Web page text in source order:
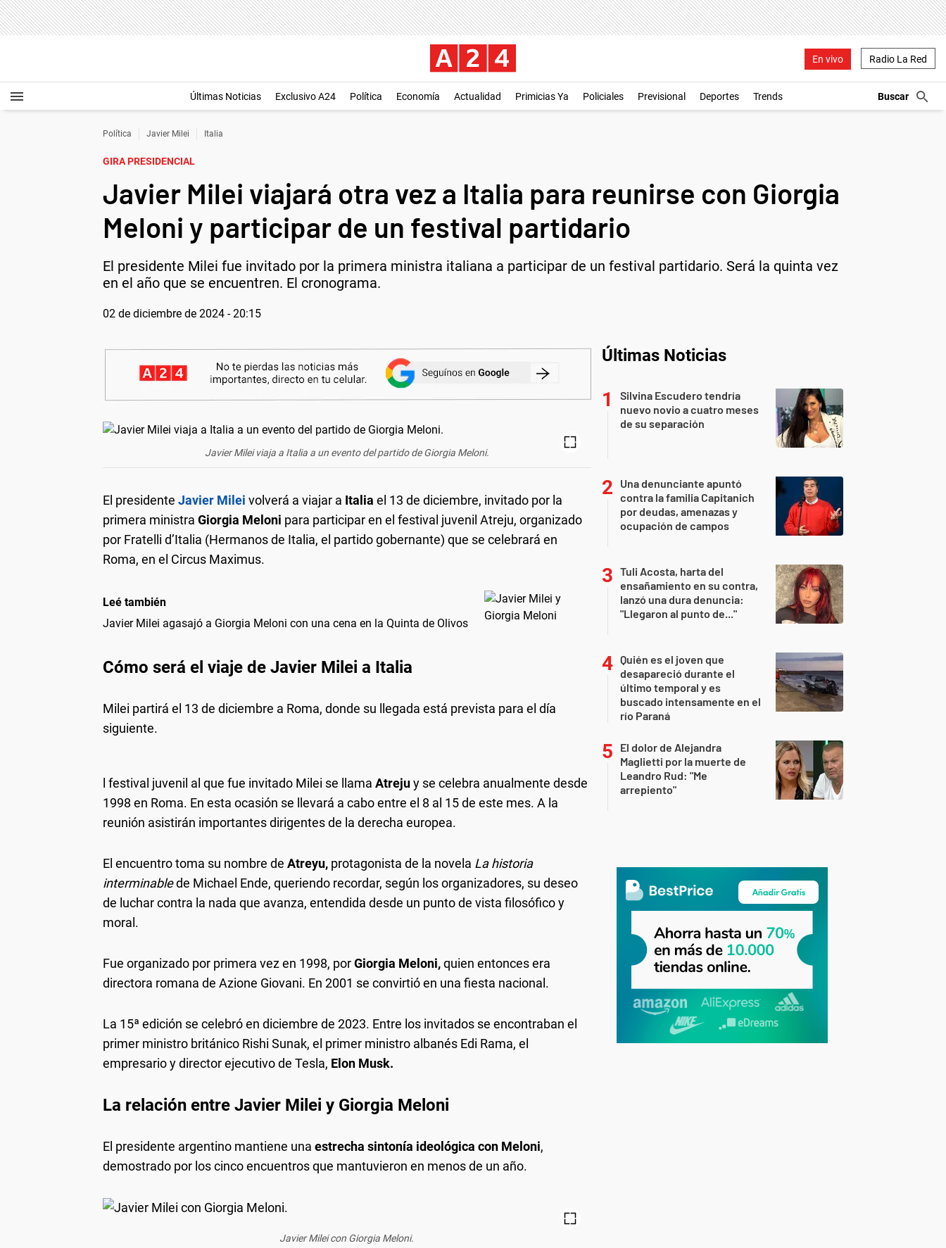
En vivo Radio La Red
Últimas Noticias Exclusivo A24 Política Economía Actualidad Primicias Ya Policiales Previsional Deportes Trends
Política Javier Milei Italia
GIRA PRESIDENCIAL
Javier Milei viajará otra vez a Italia para reunirse con Giorgia
Meloni y participar de un festival partidario
El presidente Milei fue invitado por la primera ministra italiana a participar de un festival partidario. Será la quinta vez
en el año que se encuentren. El cronograma.
02 de diciembre de 2024 - 20:15
Javier Milei viaja a Italia a un evento del partido de Giorgia Meloni.
El presidente Javier Milei volverá a viajar a Italia el 13 de diciembre, invitado por la
primera ministra Giorgia Meloni para participar en el festival juvenil Atreju, organizado
por Fratelli d’Italia (Hermanos de Italia, el partido gobernante) que se celebrará en
Roma, en el Circus Maximus.
Leé también
Javier Milei agasajó a Giorgia Meloni con una cena en la Quinta de Olivos
Cómo será el viaje de Javier Milei a Italia
Milei partirá el 13 de diciembre a Roma, donde su llegada está prevista para el día
siguiente.
l festival juvenil al que fue invitado Milei se llama Atrejuy se celebra anualmente desde
1998 en Roma. En esta ocasión se llevará a cabo entre el 8 al 15 de este mes. A la
reunión asistirán importantes dirigentes de la derecha europea.
El encuentro toma su nombre de Atreyu, protagonista de la novela La historia
interminablede Michael Ende, queriendo recordar, según los organizadores, su deseo
de luchar contra la nada que avanza, entendida desde un punto de vista filosófico y
moral.
Fue organizado por primera vez en 1998, porGiorgia Meloni,quien entonces era
directora romana de Azione Giovani. En 2001 se convirtió en una fiesta nacional.
La 15ª edición se celebró en diciembre de 2023. Entre los invitados se encontraban el
primer ministro británico Rishi Sunak, el primer ministro albanés Edi Rama, el
empresario y director ejecutivo de Tesla, Elon Musk.
La relación entre Javier Milei y Giorgia Meloni
El presidente argentino mantiene una estrecha sintonía ideológica con Meloni,
demostrado por los cinco encuentros que mantuvieron en menos de un año.
Javier Milei con Giorgia Meloni.
Últimas Noticias
Silvina Escudero tendría
nuevo novio a cuatro meses
de su separación
Una denunciante apuntó
contra la familia Capitanich
por deudas, amenazas y
ocupación de campos
Tuli Acosta, harta del
ensañamiento en su contra,
lanzó una dura denuncia:
"Llegaron al punto de..."
Quién es el joven que
desapareció durante el
último temporal y es
buscado intensamente en el
río Paraná
El dolor de Alejandra
Maglietti por la muerte de
Leandro Rud: "Me
arrepiento"